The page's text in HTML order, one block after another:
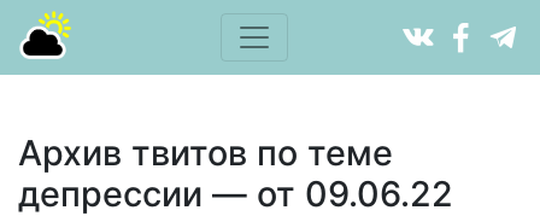
Архив твитов по теме
депрессии — от 09.06.22